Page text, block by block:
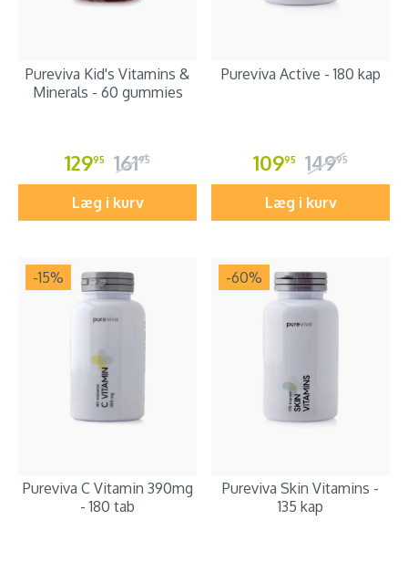
Pureviva Kid's Vitamins &
Minerals - 60 gummies
12995 16195
Læg i kurv
Pureviva Active - 180 kap
10995 14995
Læg i kurv
-15%
Pureviva C Vitamin 390mg
- 180 tab
-60%
Pureviva Skin Vitamins -
135 kap